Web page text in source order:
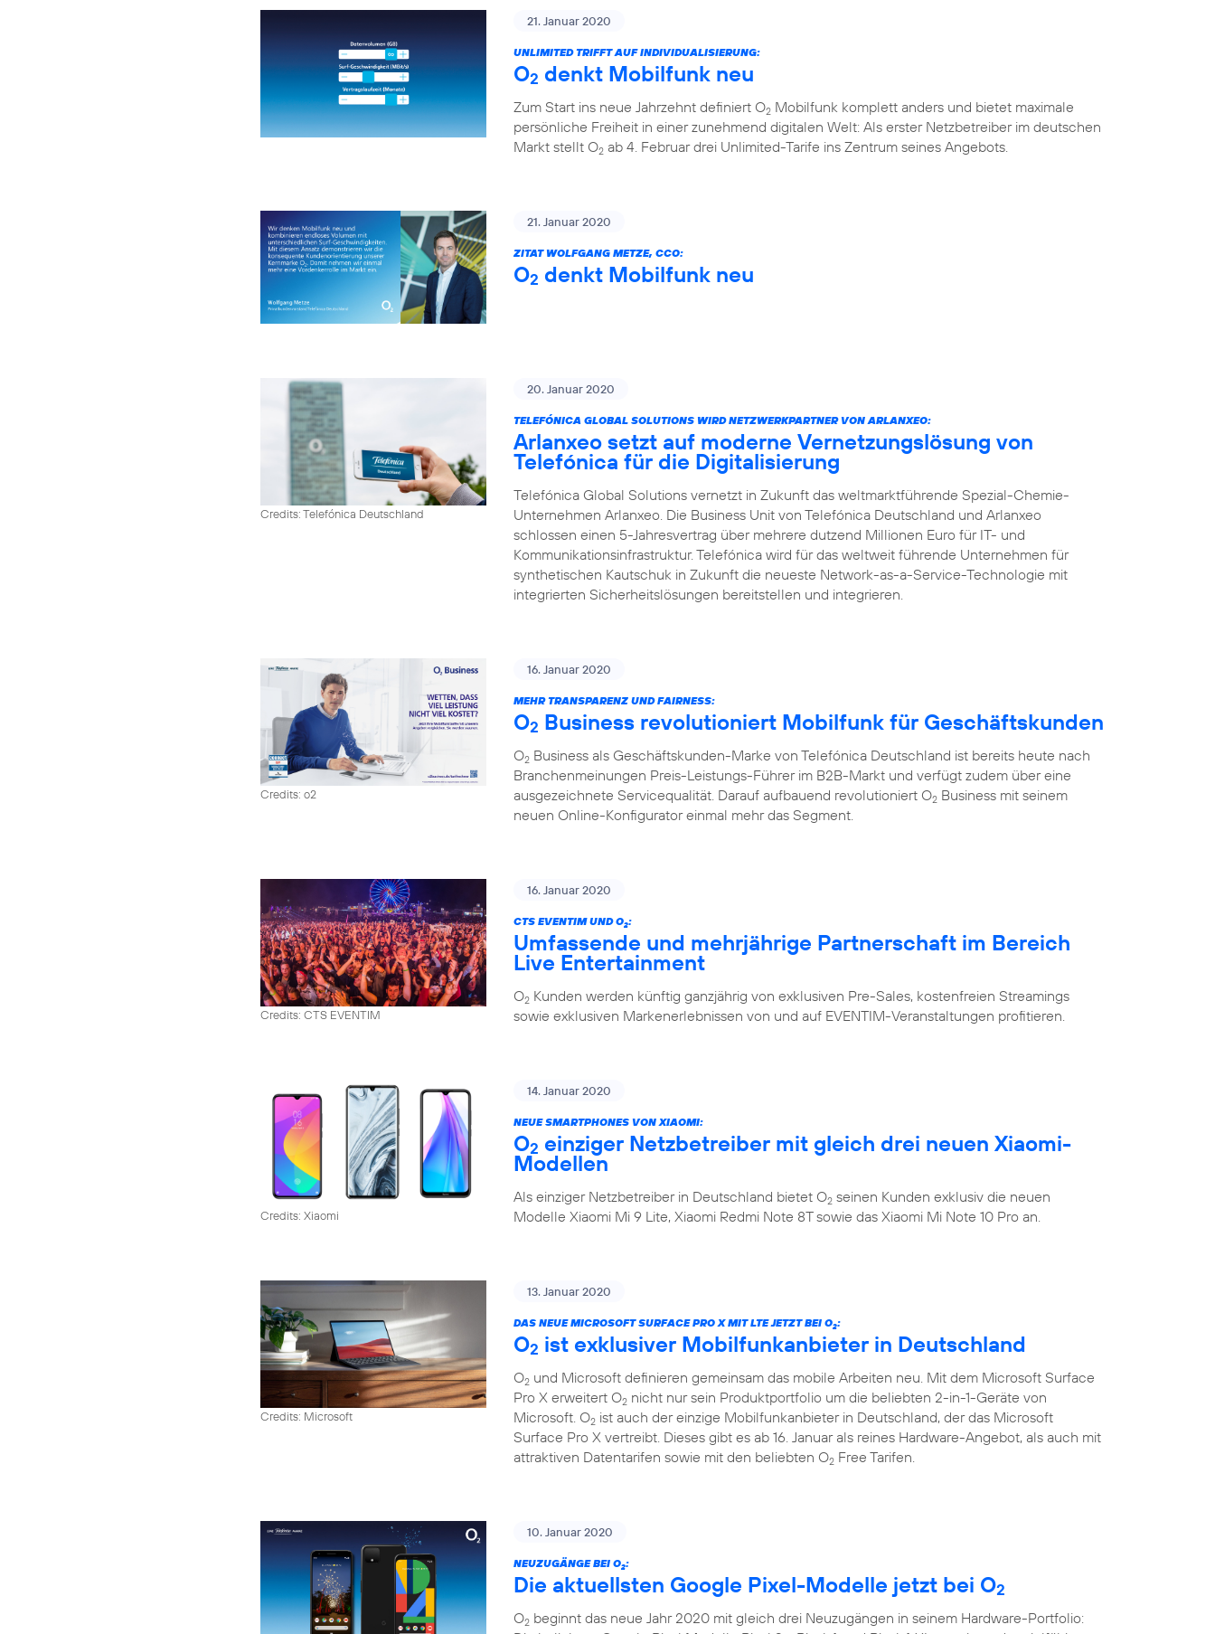
21. Januar 2020
UNLIMITED TRIFFT AUF INDIVIDUALISIERUNG:
O2 denkt Mobilfunk neu
Zum Start ins neue Jahrzehnt definiert O2 Mobilfunk komplett anders und bietet maximale
persönliche Freiheit in einer zunehmend digitalen Welt: Als erster Netzbetreiber im deutschen
Markt stellt O2 ab 4. Februar drei Unlimited-Tarife ins Zentrum seines Angebots.
21. Januar 2020
ZITAT WOLFGANG METZE, CCO:
O2 denkt Mobilfunk neu
Credits: Telefónica Deutschland
20. Januar 2020
TELEFÓNICA GLOBAL SOLUTIONS WIRD NETZWERKPARTNER VON ARLANXEO:
Arlanxeo setzt auf moderne Vernetzungslösung von
Telefónica für die Digitalisierung
Telefónica Global Solutions vernetzt in Zukunft das weltmarktführende Spezial-Chemie-
Unternehmen Arlanxeo. Die Business Unit von Telefónica Deutschland und Arlanxeo
schlossen einen 5-Jahresvertrag über mehrere dutzend Millionen Euro für IT- und
Kommunikationsinfrastruktur. Telefónica wird für das weltweit führende Unternehmen für
synthetischen Kautschuk in Zukunft die neueste Network-as-a-Service-Technologie mit
integrierten Sicherheitslösungen bereitstellen und integrieren.
Credits: o2
16. Januar 2020
MEHR TRANSPARENZ UND FAIRNESS:
O2 Business revolutioniert Mobilfunk für Geschäftskunden
O2 Business als Geschäftskunden-Marke von Telefónica Deutschland ist bereits heute nach
Branchenmeinungen Preis-Leistungs-Führer im B2B-Markt und verfügt zudem über eine
ausgezeichnete Servicequalität. Darauf aufbauend revolutioniert O2 Business mit seinem
neuen Online-Konfigurator einmal mehr das Segment.
Credits: CTS EVENTIM
16. Januar 2020
CTS EVENTIM UND O2:
Umfassende und mehrjährige Partnerschaft im Bereich
Live Entertainment
O2 Kunden werden künftig ganzjährig von exklusiven Pre-Sales, kostenfreien Streamings
sowie exklusiven Markenerlebnissen von und auf EVENTIM-Veranstaltungen profitieren.
Credits: Xiaomi
14. Januar 2020
NEUE SMARTPHONES VON XIAOMI:
O2 einziger Netzbetreiber mit gleich drei neuen Xiaomi-
Modellen
Als einziger Netzbetreiber in Deutschland bietet O2 seinen Kunden exklusiv die neuen
Modelle Xiaomi Mi 9 Lite, Xiaomi Redmi Note 8T sowie das Xiaomi Mi Note 10 Pro an.
Credits: Microsoft
13. Januar 2020
DAS NEUE MICROSOFT SURFACE PRO X MIT LTE JETZT BEI O2:
O2 ist exklusiver Mobilfunkanbieter in Deutschland
O2 und Microsoft definieren gemeinsam das mobile Arbeiten neu. Mit dem Microsoft Surface
Pro X erweitert O2 nicht nur sein Produktportfolio um die beliebten 2-in-1-Geräte von
Microsoft. O2 ist auch der einzige Mobilfunkanbieter in Deutschland, der das Microsoft
Surface Pro X vertreibt. Dieses gibt es ab 16. Januar als reines Hardware-Angebot, als auch mit
attraktiven Datentarifen sowie mit den beliebten O2 Free Tarifen.
10. Januar 2020
NEUZUGÄNGE BEI O2:
Die aktuellsten Google Pixel-Modelle jetzt bei O2
O2 beginnt das neue Jahr 2020 mit gleich drei Neuzugängen in seinem Hardware-Portfolio: